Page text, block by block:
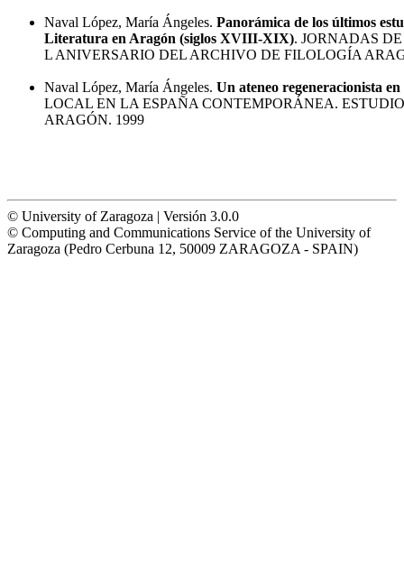
Naval López, María Ángeles. Panorámica de los últimos
Literatura en Aragón (siglos XVIII-XIX). JORNADAS
L ANIVERSARIO DEL ARCHIVO DE FILOLOGÍA
Naval López, María Ángeles. Un ateneo regeneracionista
LOCAL EN LA ESPAÑA CONTEMPORÁNEA.
ARAGÓN. 1999
© University of Zaragoza | Versión 3.0.0
© Computing and Communications Service of the University of
Zaragoza (Pedro Cerbuna 12, 50009 ZARAGOZA - SPAIN)